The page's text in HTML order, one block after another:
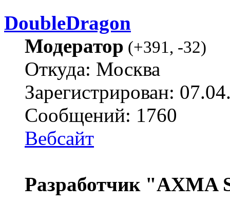
DoubleDragon
Модератор (+391, -32)
Откуда: Москва
Зарегистрирован:
Сообщений: 1760
Вебсайт
Разработчик "AXMA